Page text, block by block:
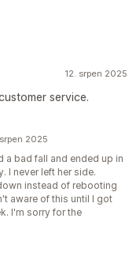
12. srpen 2025
service.
2025
a bad fall and ended up in
I never left her side.
instead of rebooting
aware of this until I got
I'm sorry for the